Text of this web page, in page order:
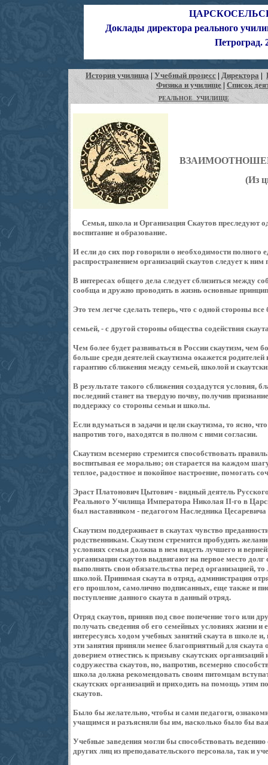
Доклады директора реального
Петроград.
История училища | Учебный процесс| Директора |
Физика и училище | Список
РЕАЛЬНОЕ УЧИЛИЩЕ
(Из
Семья, школа и Организация Скаутов преследуют
воспитание и образование.
И если до сих пор говорили о необходимости полного
распространением организаций скаутов следует к ним
В интересах общего дела следует сблизиться между
сообща и дружно проводить в жизнь основные
Это тем легче сделать теперь, что с одной стороны
семьей, - с другой стороны общества содействия
Чем более будет развиваться в России скаутизм, чем
больше среди деятелей скаутизма окажется
гарантию сближения между семьей, школой и
В результате такого сближения создадутся условия,
последний станет на твердую почву, получив
поддержку со стороны семьи и школы.
Если вдуматься в задачи и цели скаутизма, то ясно,
напротив того, находятся в полном с ними согласии.
Скаутизм всемерно стремится способствовать
воспитывая ее морально; он старается на каждом
теплое, радостное и покойное настроение, помогать
Эраст Платонович Цытович - видный деятель
Реального Училища Императора Николая II-го в
был наставником - педагогом Наследника
Скаутизм поддерживает в скаутах чувство
родственникам. Скаутизм стремится пробудить
условиях семья должна в нем видеть лучшего и
организации скаутов выдвигают на первое место
выполнять свои обязательства перед организацией,
школой. Принимая скаута в отряд, администрация
его прошлом, самолично подписанных, еще также и
поступление данного скаута в данный отряд.
Отряд скаутов, приняв под свое попечение того или
получать сведения об его семейных условиях жизни
интересуясь ходом учебных занятий скаута в школе
эти занятия приняли менее благоприятный для
доверием отнестись к призыву скаутских
содружества скаутов, но, напротив, всемерно
школа должна рекомендовать своим питомцам
скаутских организаций и приходить на помощь этим
скаутов.
Было бы желательно, чтобы и сами педагоги,
учащимся и разъясняли бы им, насколько было бы
Учебные заведения могли бы способствовать
других лиц из преподавательского персонала, так и